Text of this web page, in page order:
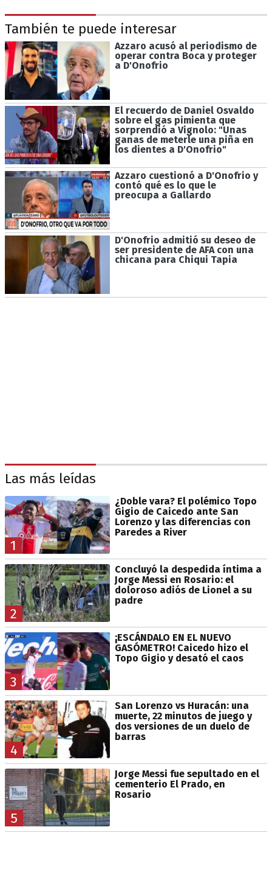
También te puede interesar
Azzaro acusó al periodismo de
operar contra Boca y proteger
a D'Onofrio
El recuerdo de Daniel Osvaldo
sobre el gas pimienta que
sorprendió a Vignolo: "Unas
ganas de meterle una piña en
los dientes a D'Onofrio"
Azzaro cuestionó a D'Onofrio y
contó qué es lo que le
preocupa a Gallardo
D'Onofrio admitió su deseo de
ser presidente de AFA con una
chicana para Chiqui Tapia
Las más leídas
1
¿Doble vara? El polémico Topo
Gigio de Caicedo ante San
Lorenzo y las diferencias con
Paredes a River
2
Concluyó la despedida íntima a
Jorge Messi en Rosario: el
doloroso adiós de Lionel a su
padre
3
¡ESCÁNDALO EN EL NUEVO
GASÓMETRO! Caicedo hizo el
Topo Gigio y desató el caos
4
San Lorenzo vs Huracán: una
muerte, 22 minutos de juego y
dos versiones de un duelo de
barras
5
Jorge Messi fue sepultado en el
cementerio El Prado, en
Rosario